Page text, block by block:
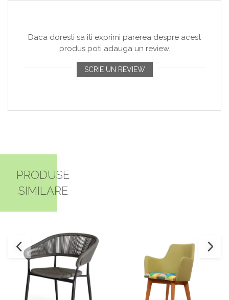
Daca doresti sa iti exprimi parerea despre acest
produs poti adauga un review.
SCRIE UN REVIEW
PRODUSE
SIMILARE